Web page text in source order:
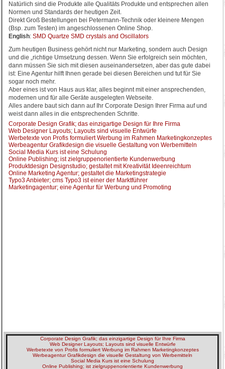
Natürlich sind die Produkte alle Qualitäts Produkte und entsprechen allen
Normen und Standards der heutigen Zeit.
Direkt Groß Bestellungen bei Petermann-Technik oder kleinere Mengen
(Bsp. zum Testen) im angeschlossenen Online Shop.
English: SMD Quartze SMD crystals and Oscillators
Zum heutigen Business gehört nicht nur Marketing, sondern auch Design
und die „richtige Umsetzung dessen. Wenn Sie erfolgreich sein möchten,
dann müssen Sie sich mit diesen auseinandersetzen, aber das gute dabei
ist: Eine Agentur hilft Ihnen gerade bei diesen Bereichen und tut für Sie
sogar noch mehr.
Aber eines ist von Haus aus klar, alles beginnt mit einer ansprechenden,
modernen und für alle Geräte ausgelegten Webseite.
Alles andere baut sich dann auf Ihr Corporate Design Ihrer Firma auf und
weist dann alles in die entsprechenden Schritte.
Corporate Design Grafik; das einzigartige Design für Ihre Firma
Web Designer Layouts; Layouts sind visuelle Entwürfe
Werbetexte von Profis formuliert Werbung im Rahmen Marketingkonzeptes
Werbeagentur Grafikdesign die visuelle Gestaltung von Werbemitteln
Social Media Kurs ist eine Schulung
Online Publishing; ist zielgruppenorientierte Kundenwerbung
Produktdesign Designstudio; gestaltet mit Kreativität Ideenreichtum
Online Marketing Agentur; gestaltet die Marketingstrategie
Typo3 Anbieter; cms Typo3 ist einer der Marktführer
Marketingagentur; eine Agentur für Werbung und Promoting
Corporate Design Grafik; das einzigartige Design für Ihre Firma
Web Designer Layouts; Layouts sind visuelle Entwürfe
Werbetexte von Profis formuliert Werbung im Rahmen Marketingkonzeptes
Werbeagentur Grafikdesign die visuelle Gestaltung von Werbemitteln
Social Media Kurs ist eine Schulung
Online Publishing; ist zielgruppenorientierte Kundenwerbung